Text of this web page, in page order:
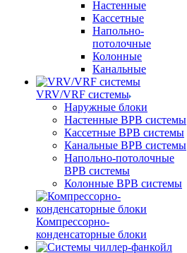
Настенные
Кассетные
Напольно-
потолочные
Колонные
Канальные
VRV/VRF системы
Наружные блоки
Настенные ВРВ системы
Кассетные ВРВ системы
Канальные ВРВ системы
Напольно-потолочные
ВРВ системы
Колонные ВРВ системы
Компрессорно-
конденсаторные блоки